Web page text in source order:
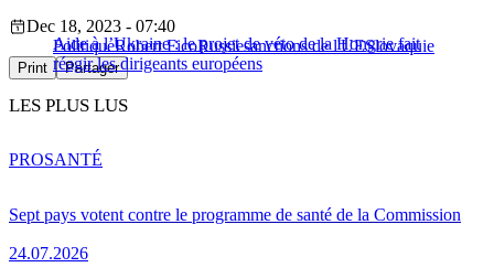
Aide à l’Ukraine : le projet de véto de la Hongrie fait
réagir les dirigeants européens
Dec 18, 2023 - 07:40
PolitiqueRobert FicoRussiesanctions de l'UESlovaquie
Print Partager
LES PLUS LUS
Sept pays votent contre le programme de santé de la Commission
24.07.2026
PROSANTÉ